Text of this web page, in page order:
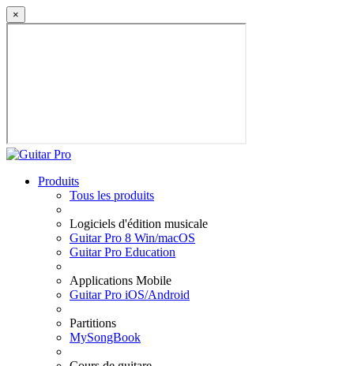
×
Produits
Tous les produits
Logiciels d'édition musicale
Guitar Pro 8 Win/macOS
Guitar Pro Education
Applications Mobile
Guitar Pro iOS/Android
Partitions
MySongBook